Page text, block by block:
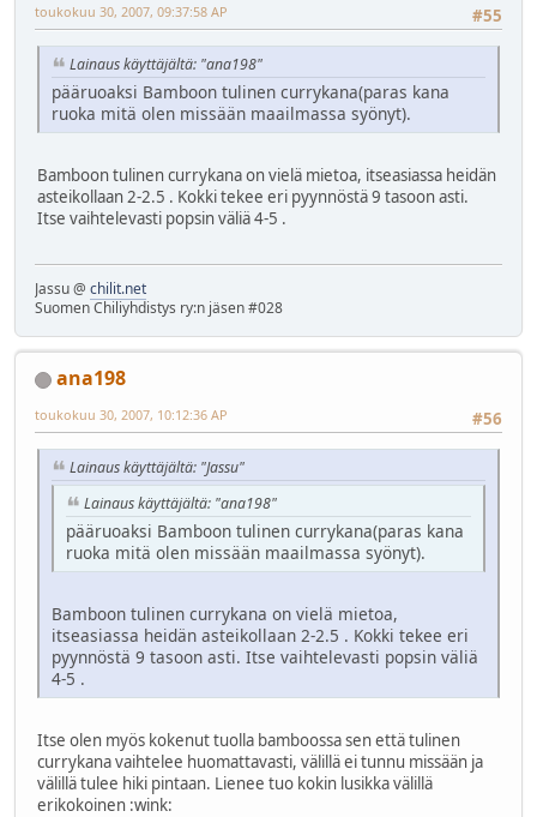
#55
toukokuu 30, 2007, 09:37:58 AP
Lainaus käyttäjältä: "ana198"
pääruoaksi Bamboon tulinen currykana(paras kana
ruoka mitä olen missään maailmassa syönyt).
Bamboon tulinen currykana on vielä mietoa, itseasiassa heidän
asteikollaan 2-2.5 . Kokki tekee eri pyynnöstä 9 tasoon asti.
Itse vaihtelevasti popsin väliä 4-5 .
Jassu @ chilit.net
Suomen Chiliyhdistys ry:n jäsen #028
ana198
#56
toukokuu 30, 2007, 10:12:36 AP
Lainaus käyttäjältä: "Jassu"
Lainaus käyttäjältä: "ana198"
pääruoaksi Bamboon tulinen currykana(paras kana
ruoka mitä olen missään maailmassa syönyt).
Bamboon tulinen currykana on vielä mietoa,
itseasiassa heidän asteikollaan 2-2.5 . Kokki tekee eri
pyynnöstä 9 tasoon asti. Itse vaihtelevasti popsin väliä
4-5 .
Itse olen myös kokenut tuolla bamboossa sen että tulinen
currykana vaihtelee huomattavasti, välillä ei tunnu missään ja
välillä tulee hiki pintaan. Lienee tuo kokin lusikka välillä
erikokoinen :wink: